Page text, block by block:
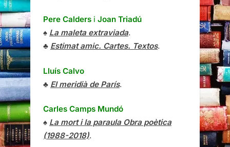
Pere Calders i Joan Triadú
♠ La maleta extraviada.
♣ Estimat amic. Cartes. Textos.
Lluís Calvo
♣ El meridià de París.
Carles Camps Mundó
♠ La mort i la paraula Obra poètica
(1988-2018).